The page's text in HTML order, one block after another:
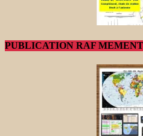
PUBLICATION RAF